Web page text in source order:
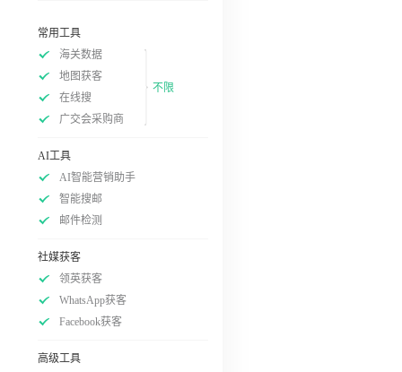
常用工具
海关数据
地图获客
在线搜
广交会采购商
不限
AI工具
AI智能营销助手
智能搜邮
邮件检测
社媒获客
领英获客
WhatsApp获客
Facebook获客
高级工具